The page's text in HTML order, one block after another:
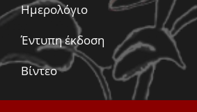
Ημερολόγιο
Έντυπη έκδοση
Βίντεο